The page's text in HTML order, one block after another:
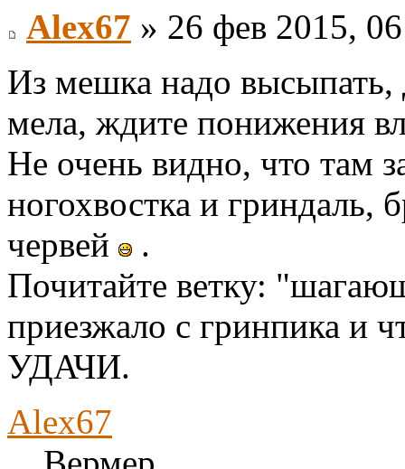
Alex67 » 26 фев 2015,
Из мешка надо высыпать,
мела, ждите понижения
Не очень видно, что там
ногохвостка и гриндаль,
червей
.
Почитайте ветку:
приезжало с гринпика и
УДАЧИ.
Alex67